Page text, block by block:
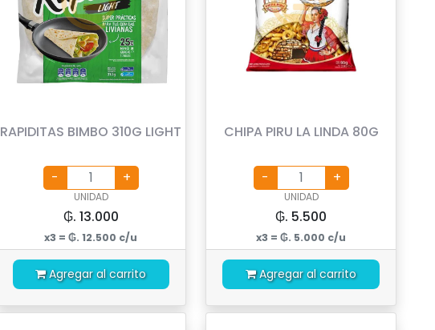
RAPIDITAS BIMBO 310G LIGHT
UNIDAD
₲. 13.000
x3 = ₲. 12.500 c/u
Agregar al carrito
CHIPA PIRU LA LINDA 80G
UNIDAD
₲. 5.500
x3 = ₲. 5.000 c/u
Agregar al carrito